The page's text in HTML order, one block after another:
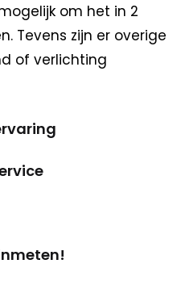
om het in 2
Tevens zijn er overige
of verlichting